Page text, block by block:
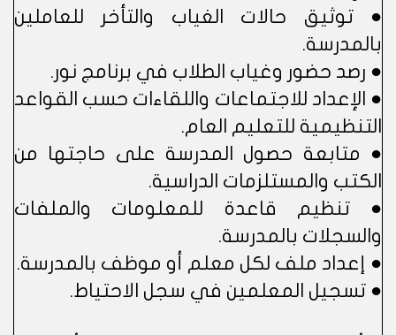
● توثيق حالات الغياب والتأخر للعاملين
بالمدرسة.
● رصد حضور وغياب الطلاب في برنامج نور.
● الإعداد للاجتماعات واللقاءات حسب القواعد
التنظيمية للتعليم العام.
● متابعة حصول المدرسة على حاجتها من
الكتب والمستلزمات الدراسية.
● تنظيم قاعدة للمعلومات والملفات
والسجلات بالمدرسة.
● إعداد ملف لكل معلم أو موظف بالمدرسة.
● تسجيل المعلمين في سجل الاحتياط.